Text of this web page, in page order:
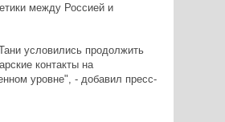
между Россией и
условились продолжить
контакты на
уровне", - добавил пресс-